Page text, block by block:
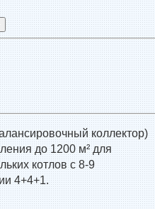
коллектор)
до 1200 м² для
котлов с 8-9
4+4+1.